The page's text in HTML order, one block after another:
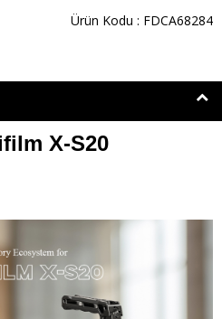
Ürün Kodu : FDCA68284
X-S20